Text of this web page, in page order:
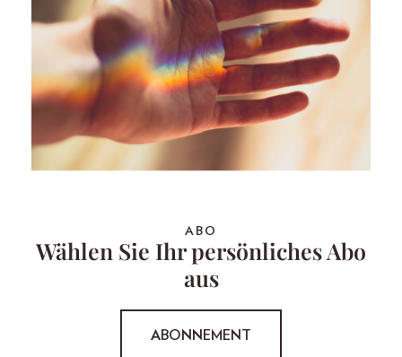
ABO
Wählen Sie Ihr persönliches Abo
aus
ABONNEMENT